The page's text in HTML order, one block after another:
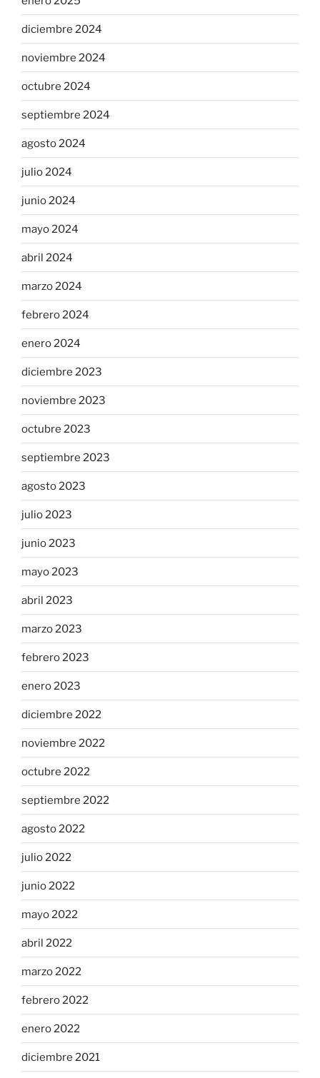
diciembre 2024
noviembre 2024
octubre 2024
septiembre 2024
agosto 2024
julio 2024
junio 2024
mayo 2024
abril 2024
marzo 2024
febrero 2024
enero 2024
diciembre 2023
noviembre 2023
octubre 2023
septiembre 2023
agosto 2023
julio 2023
junio 2023
mayo 2023
abril 2023
marzo 2023
febrero 2023
enero 2023
diciembre 2022
noviembre 2022
octubre 2022
septiembre 2022
agosto 2022
julio 2022
junio 2022
mayo 2022
abril 2022
marzo 2022
febrero 2022
enero 2022
diciembre 2021